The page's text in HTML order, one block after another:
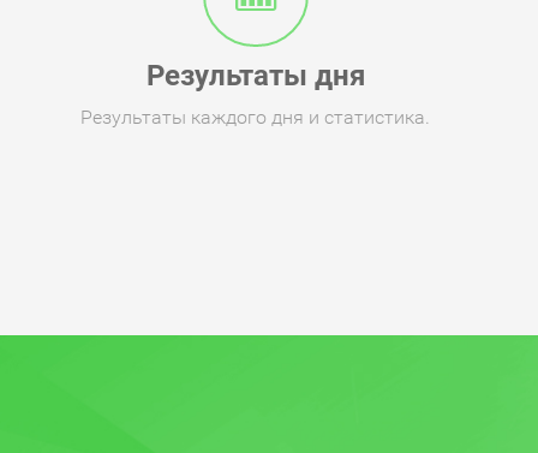
Результаты дня
Результаты каждого дня и статистика.